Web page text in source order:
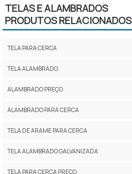
TELAS E ALAMBRADOS
PRODUTOS RELACIONADOS
TELA PARA CERCA
TELA ALAMBRADO
ALAMBRADO PREÇO
ALAMBRADO PARA CERCA
TELA DE ARAME PARA CERCA
TELA ALAMBRADO GALVANIZADA
TELA PARA CERCA PREÇO